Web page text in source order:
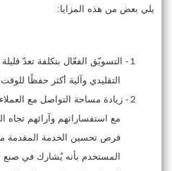
يلي بعض من هذه المزايا:
１-
التسويّق الفعّال بتكلفة تعدّ
التقليدي وآلية أكثر حفظًا
２-
زيادة مساحة التواصل مع
مع استفساراتهم وآرائهم تجاه
فرص تحسين الخدمة المقدمة
المستخدم بأنه يُشارك في صنع